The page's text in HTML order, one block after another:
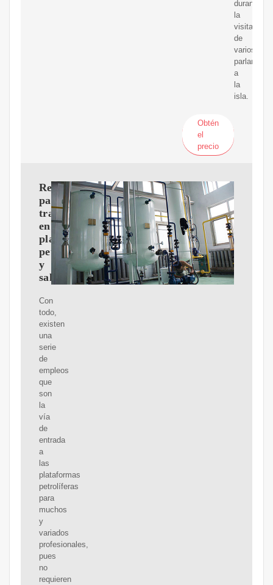
durante
la
visita
de
varios
a
la
isla.
Obtén
el
precio
Requisitos
para
trabajar
en
plataformas
petrolíferas
y
salarios
Con
todo,
existen
una
serie
de
empleos
que
son
la
vía
de
entrada
a
las
plataformas
petrolíferas
para
muchos
y
variados
profesionales,
pues
no
requieren